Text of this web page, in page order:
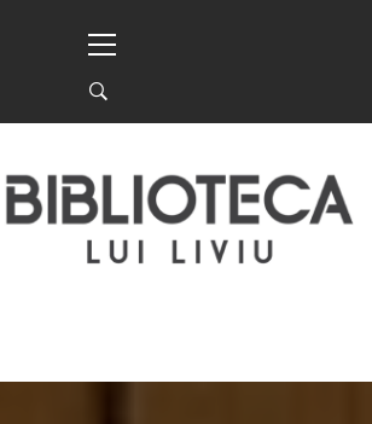
principal
LIVIU